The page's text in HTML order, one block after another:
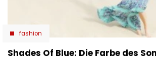
fashion
Shades Of Blue: Die Farbe des